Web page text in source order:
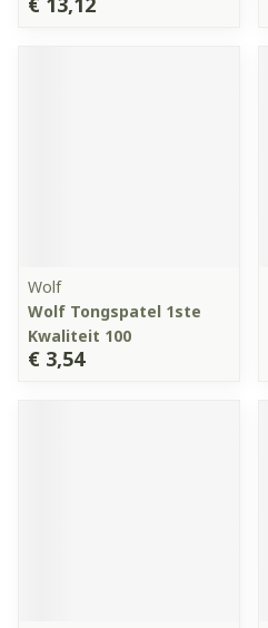
Wolf
Wolf Tongspatel 1ste
Kwaliteit 100
€ 3,54